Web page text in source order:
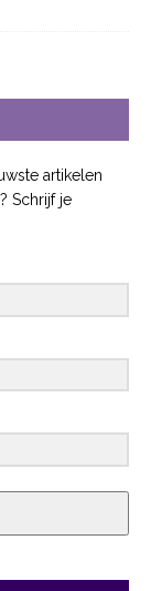
artikelen
Schrijf je